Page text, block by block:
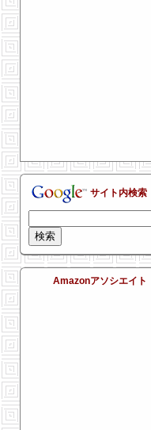
サイト内検索
Amazonアソシエイト